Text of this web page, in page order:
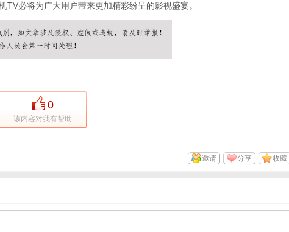
必将为广大用户带来更加精彩纷呈的影视盛宴。
0
该内容对我有帮助
收藏
分享
邀请